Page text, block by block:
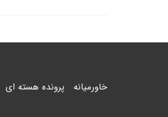
خاورمیانه پرونده هسته ای